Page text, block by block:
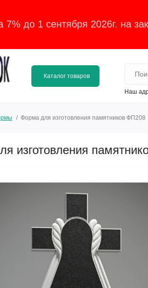
7% до 1 сентября 2026г. на
Каталог товаров
Наш
Форма для изготовления памятников ФП208
изготовления